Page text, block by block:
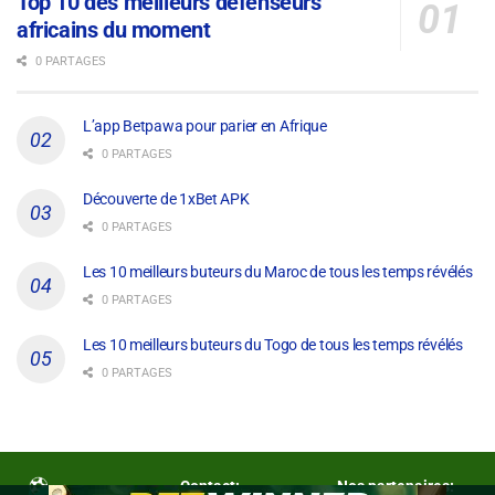
africains du moment
0 PARTAGES
L’app Betpawa pour parier en Afrique
0 PARTAGES
Découverte de 1xBet APK
0 PARTAGES
Les 10 meilleurs buteurs du Maroc de tous les temps révélés
0 PARTAGES
Les 10 meilleurs buteurs du Togo de tous les temps révélés
0 PARTAGES
Contact: Nos partenaires: